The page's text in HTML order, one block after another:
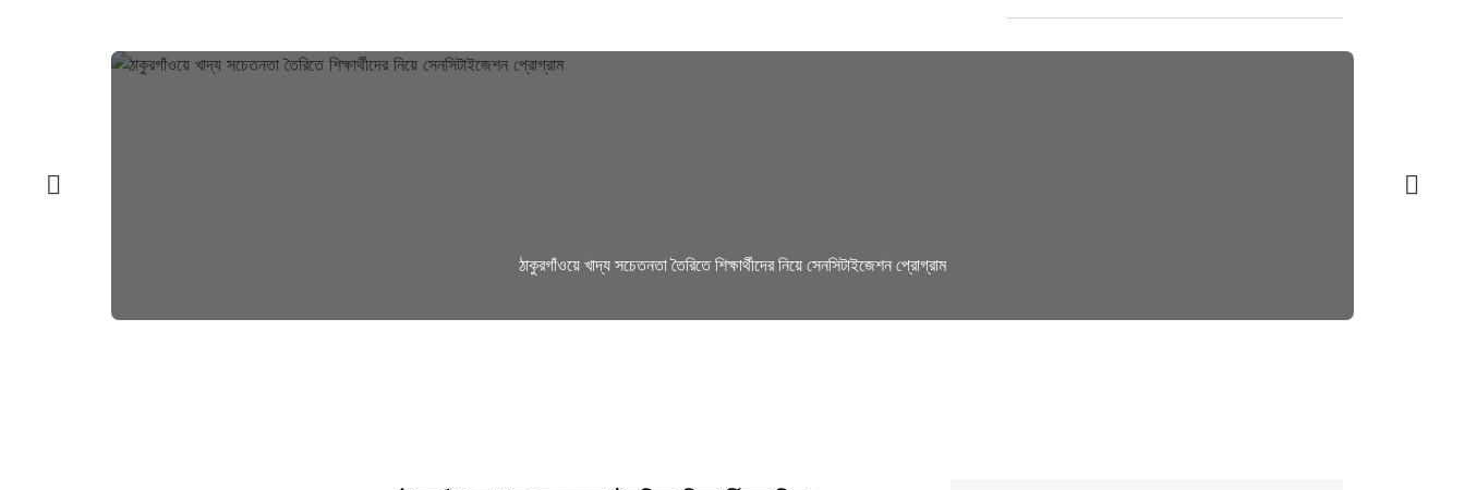
ঠাকুরগাঁওয়ে খাদ্য সচেতনতা তৈরিতে শিক্ষার্থীদের নিয়ে সেনসিটাইজেশন প্রোগ্রাম